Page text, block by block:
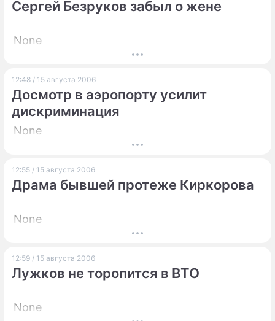
Сергей Безруков забыл о жене
None
12:48 / 15 августа 2006
Досмотр в аэропорту усилит
дискриминация
None
12:55 / 15 августа 2006
Драма бывшей протеже Киркорова
None
12:59 / 15 августа 2006
Лужков не торопится в ВТО
None